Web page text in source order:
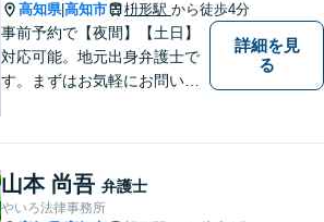
高知県|高知市 枡形駅 から徒歩4分
事前予約で【夜間】【土日】
対応可能。地元出身弁護士で
す。まずはお気軽にお問い合
詳細を見
る
山本 尚吾 弁護士
やいろ法律事務所